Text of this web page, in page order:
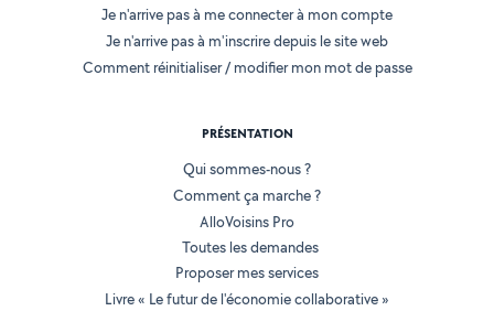
Je n'arrive pas à me connecter à mon compte
Je n'arrive pas à m'inscrire depuis le site web
Comment réinitialiser / modifier mon mot de passe
PRÉSENTATION
Qui sommes-nous ?
Comment ça marche ?
AlloVoisins Pro
Toutes les demandes
Proposer mes services
Livre « Le futur de l'économie collaborative »